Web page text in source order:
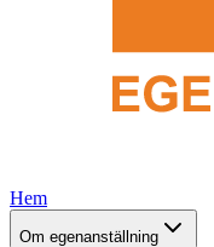
Hem
Om egenanställning